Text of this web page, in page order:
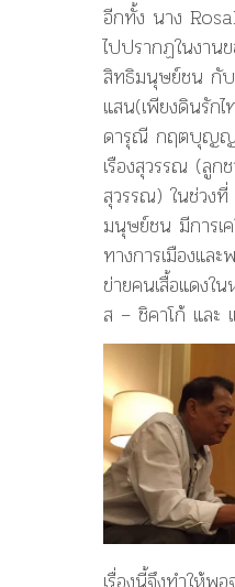
อีกทั้ง นาง
ไปปรากฏในงาน
สิทธิมนุษย์ชน กั
แสน(เพียงดินรัก
ดารุณี กฤตบุญญ
เรืองสุวรรณ (ลูก
สุวรรณ) ในช่วง
มนุษย์ชน มีการเ
ทางการเมืองและ
ข่ายคนเสื้อแดงใ
ส – ชิคาโก้ และ